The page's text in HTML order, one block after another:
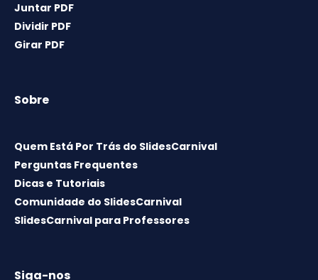
Juntar PDF
Dividir PDF
Girar PDF
Sobre
Quem Está Por Trás do SlidesCarnival
Perguntas Frequentes
Dicas e Tutoriais
Comunidade do SlidesCarnival
SlidesCarnival para Professores
Siga-nos